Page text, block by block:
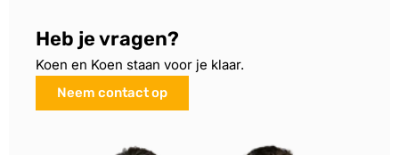
Heb je vragen?
Koen en Koen staan voor je klaar.
Neem contact op